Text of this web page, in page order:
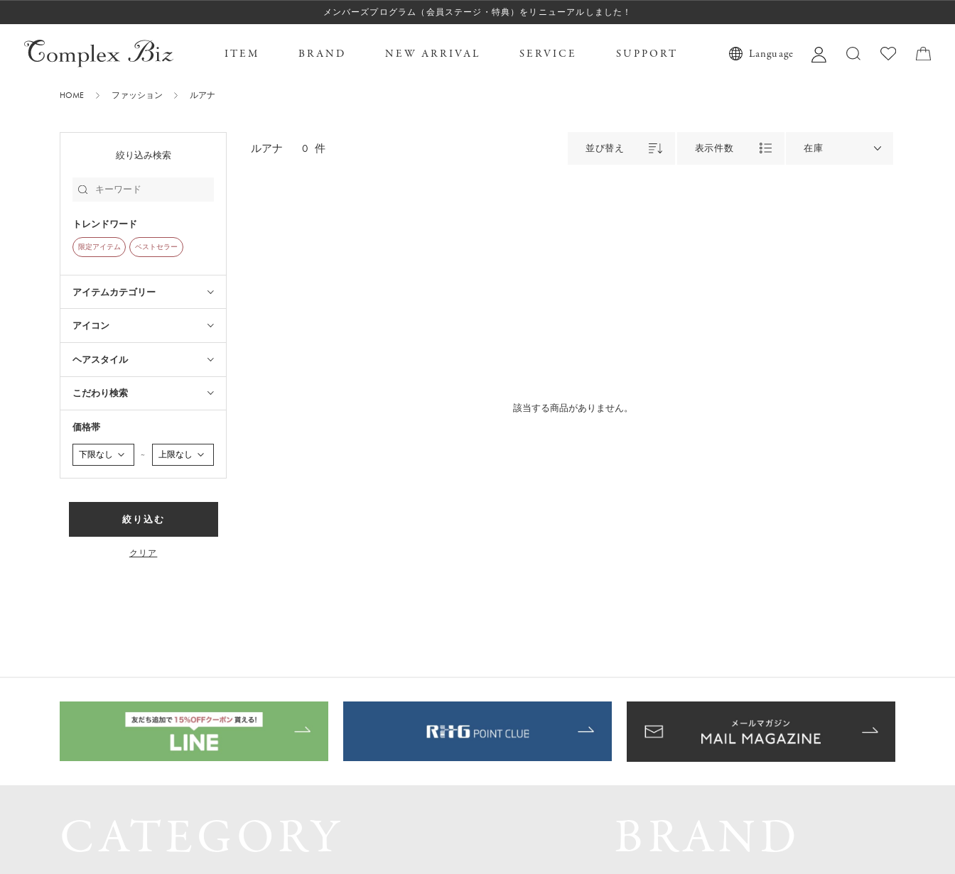
メンバーズプログラム（会員ステージ・特典）をリニューアルしました！
ITEM BRAND NEW ARRIVAL SERVICE SUPPORT Language
HOME ファッション ルアナ
絞り込み検索
トレンドワード
限定アイテム ベストセラー
アイテムカテゴリー
アイコン
ヘアスタイル
こだわり検索
価格帯
～
絞り込む
クリア
ルアナ 0 件 並び替え 表示件数 在庫
該当する商品がありません。